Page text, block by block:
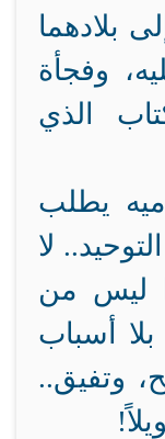
بلادهما
وفجأة
الذي
يطلب
لا
ليس من
أسباب
وتفيق..